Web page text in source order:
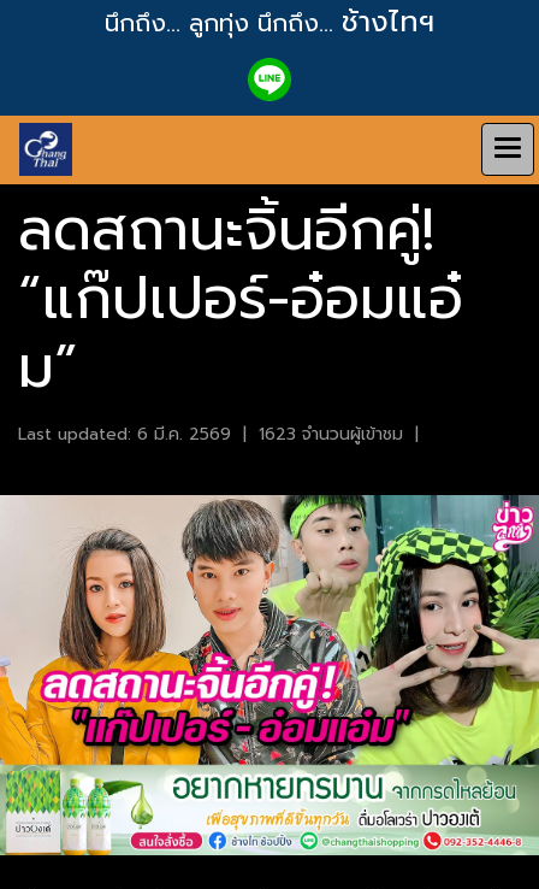
นึกถึง... ลูกทุ่ง นึกถึง... ช้างไทฯ
ลดสถานะจิ้นอีกคู่!
“แก๊ปเปอร์-อ๋อมแอ๋
ม”
Last updated: 6 มี.ค. 2569 | 1623 จำนวนผู้เข้าชม |